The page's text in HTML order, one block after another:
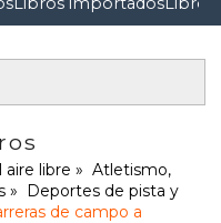
libre
Atletismo,
Deportes de pista y
de campo a